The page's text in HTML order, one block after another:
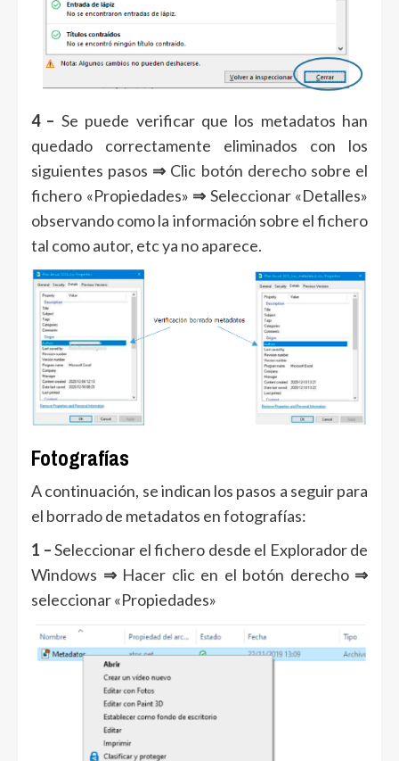
4 – Se puede verificar que los metadatos han
quedado correctamente eliminados con los
siguientes pasos ⇒ Clic botón derecho sobre el
fichero «Propiedades» ⇒ Seleccionar «Detalles»
observando como la información sobre el fichero
tal como autor, etc ya no aparece.
Fotografías
A continuación, se indican los pasos a seguir para
el borrado de metadatos en fotografías:
1 –Seleccionar el fichero desde el Explorador de
Windows ⇒Hacer clic en el botón derecho ⇒
seleccionar «Propiedades»